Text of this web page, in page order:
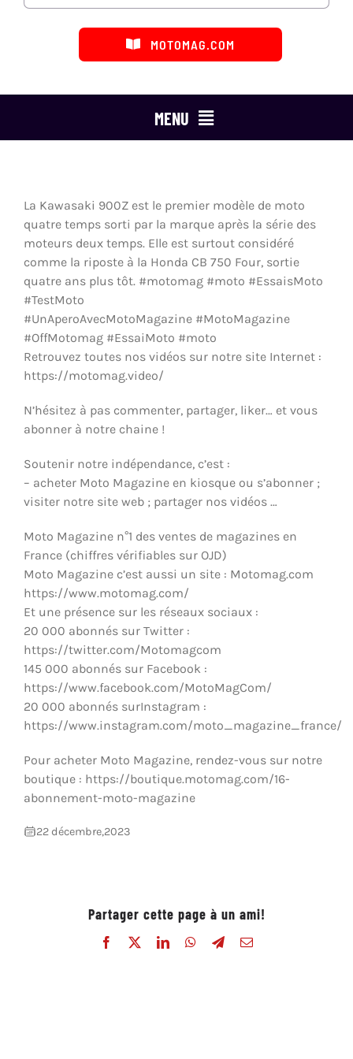
MOTOMAG.COM
MENU
MARQUES
CATÉGORIES
LES ÉMISSIONS
DÉFENSE DU MOTARD
ÉQUIPEMENTS & MÉCANIQUE
La Kawasaki 900Z est le premier modèle de moto
quatre temps sorti par la marque après la série des
moteurs deux temps. Elle est surtout considéré
comme la riposte à la Honda CB 750 Four, sortie
quatre ans plus tôt. #motomag #moto #EssaisMoto
#TestMoto
#UnAperoAvecMotoMagazine #MotoMagazine
#OffMotomag #EssaiMoto #moto
Retrouvez toutes nos vidéos sur notre site Internet :
https://motomag.video/
N’hésitez à pas commenter, partager, liker… et vous
abonner à notre chaine !
Soutenir notre indépendance, c’est :
– acheter Moto Magazine en kiosque ou s’abonner ;
visiter notre site web ; partager nos vidéos …
Moto Magazine n°1 des ventes de magazines en
France (chiffres vérifiables sur OJD)
Moto Magazine c’est aussi un site : Motomag.com
https://www.motomag.com/
Et une présence sur les réseaux sociaux :
20 000 abonnés sur Twitter :
https://twitter.com/Motomagcom
145 000 abonnés sur Facebook :
https://www.facebook.com/MotoMagCom/
20 000 abonnés surInstagram :
https://www.instagram.com/moto_magazine_france/
Pour acheter Moto Magazine, rendez-vous sur notre
boutique : https://boutique.motomag.com/16-
abonnement-moto-magazine
22 décembre,2023
Partager cette page à un ami!
Facebook LinkedInWhatsApp
TelegramEmail